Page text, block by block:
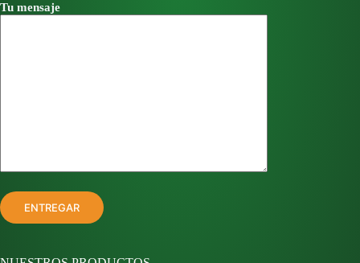
Tu mensaje